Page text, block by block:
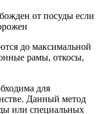
от посуды если
до максимальной
рамы, откосы,
для
Данный метод
или специальных